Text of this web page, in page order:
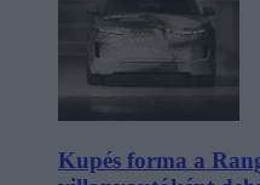
Kupés forma a